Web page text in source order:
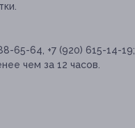
65-64, +7 (920) 615-14-19;
чем за 12 часов.